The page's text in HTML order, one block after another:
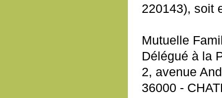
220143), soit
Mutuelle
Délégué à la
2, avenue
36000 -